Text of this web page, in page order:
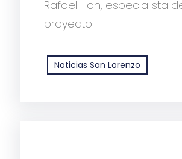
Rafael Han, especialista
proyecto.
Noticias San Lorenzo